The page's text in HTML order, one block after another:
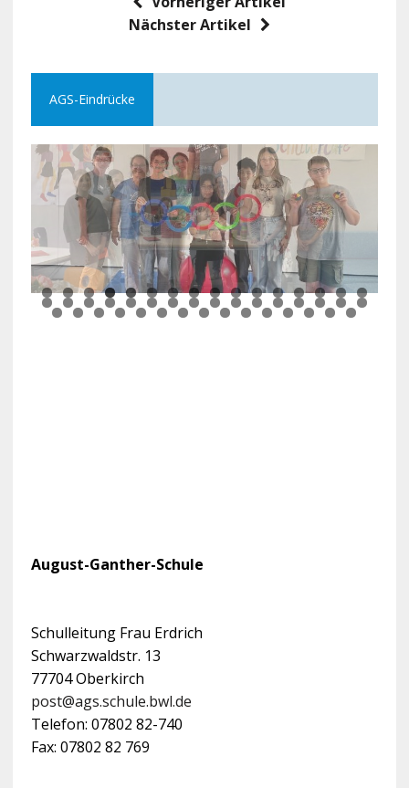
Nächster Artikel
AGS-Eindrücke
August-Ganther-Schule
Schulleitung Frau Erdrich
Schwarzwaldstr. 13
77704 Oberkirch
post@ags.schule.bwl.de
Telefon: 07802 82-740
Fax: 07802 82 769